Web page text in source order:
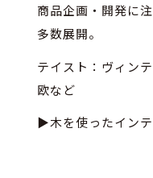
商品企画・開発に
多数展開。
テイスト：ヴィン
欧など
▶木を使ったイン